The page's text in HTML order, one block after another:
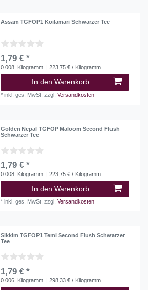
Assam TGFOP1 Koilamari Schwarzer Tee
1,79 € *
0.008 Kilogramm | 223,75 € / Kilogramm
In den Warenkorb
*inkl. ges. MwSt. zzgl.Versandkosten
Golden Nepal TGFOP Maloom Second Flush
Schwarzer Tee
1,79 € *
0.008 Kilogramm | 223,75 € / Kilogramm
In den Warenkorb
*inkl. ges. MwSt. zzgl.Versandkosten
Sikkim TGFOP1 Temi Second Flush Schwarzer
Tee
1,79 € *
0.006 Kilogramm | 298,33 € / Kilogramm